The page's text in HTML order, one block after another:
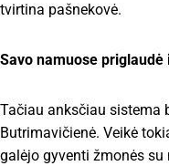
tvirtina pašnekovė.
Savo namuose
Tačiau anksčiau sistema
Butrimavičienė. Veikė
galėjo gyventi žmonės